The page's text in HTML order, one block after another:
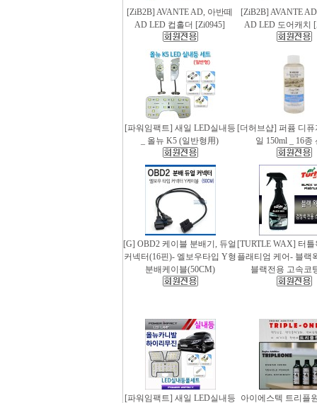
[ZiB2B] AVANTE AD, 아반떼
AD LED 컵홀더 [Zi0945]
[ZiB2B] AVANTE
AD LED 도어캐치
[파워임팩트] 새일 LED실내등
_ 올뉴 K5 (일반형用)
[더허브샵] 퍼퓸 디
일 150ml _ 16종
[G] OBD2 케이블 분배기, 듀얼
커넥터(16핀)- 엘보우타입 Y형
분배케이블(50CM)
[TURTLE WAX] 터
플래티엄 케어- 블랙
블랙전용 고속코
[파워임팩트] 새일 LED실내등 아이에스텍 트리플